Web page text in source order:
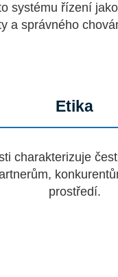
systému řízení
a správného
Etika
charakterizuje
prostředí.